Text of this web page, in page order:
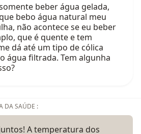
beber água gelada,
bebo água natural meu
não acontece se eu beber
que é quente e tem
dá até um tipo de cólica
água filtrada. Tem algunha
DA SAÚDE :
A temperatura dos